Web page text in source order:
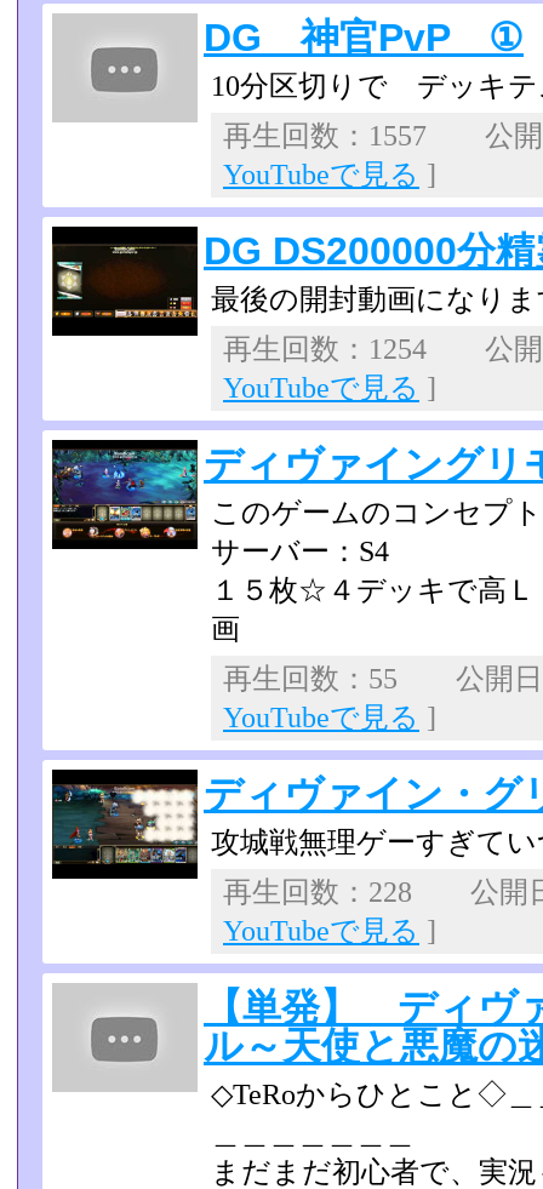
DG 神官PvP ①
10分区切りで デッキ
再生回数：1557 公
YouTubeで見る ]
DG DS200000分
最後の開封動画になり
再生回数：1254 公
YouTubeで見る ]
ディヴァイングリ
このゲームのコンセプ
サーバー：S4
１５枚☆４デッキで高
画
再生回数：55 公開
YouTubeで見る ]
ディヴァイン・
攻城戦無理ゲーすぎて
再生回数：228 公
YouTubeで見る ]
【単発】 ディヴ
ル～天使と悪魔の
◇TeRoからひとこと◇＿
まだまだ初心者で、実